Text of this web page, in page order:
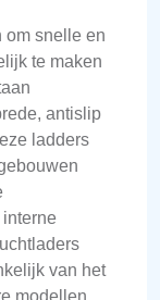
om snelle en
te maken
antislip
ladders
van het
modellen